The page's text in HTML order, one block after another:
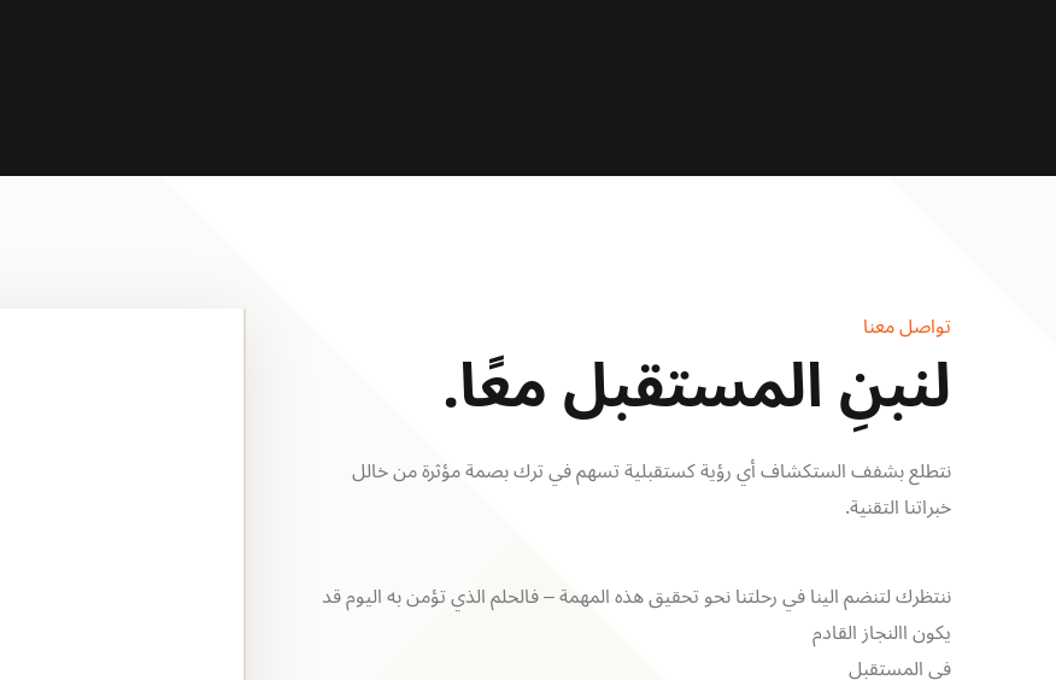
تواصل معنا
لنبنِ المستقبل معًا.
نتطلع بشفف الستكشاف أي رؤية كستقبلية تسهم في ترك بصمة مؤثرة من خالل
خبراتنا التقنية.
ننتظرك لتنضم الينا في رحلتنا نحو تحقيق هذه المهمة – فالحلم الذي تؤمن به اليوم قد
يكون االنجاز القادم
في المستقبل